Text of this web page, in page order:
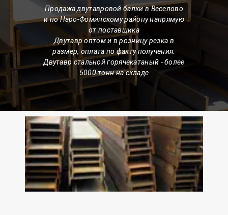
Продажа двутавровой балкив Веселово
и по Наро-Фоминскому району напрямую
от поставщика
Двутавр оптом и в розницу резка в
размер, оплата по факту получения.
Двутавр стальной горячекатаный - более
5000 тонн на складе